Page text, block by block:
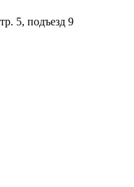
5, подъезд 9